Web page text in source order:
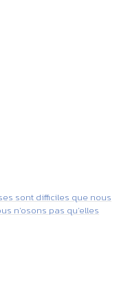
sont difficiles que nous
n'osons pas qu'elles